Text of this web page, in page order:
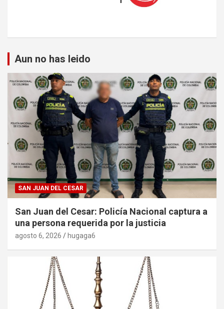
Aun no has leido
SAN JUAN DEL CESAR
San Juan del Cesar: Policía Nacional captura a
una persona requerida por la justicia
agosto 6, 2026 hugaga6